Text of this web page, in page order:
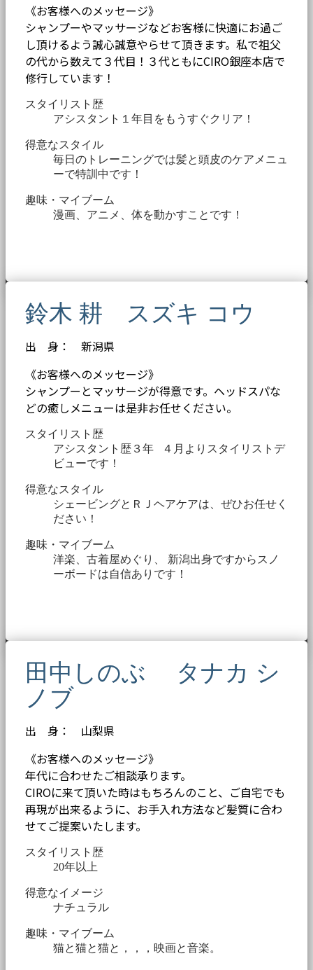
《お客様へのメッセージ》
シャンプーやマッサージなどお客様に快適にお過ご
し頂けるよう誠心誠意やらせて頂きます。私で祖父
の代から数えて３代目！３代ともにCIRO銀座本店で
修行しています！
スタイリスト歴
アシスタント１年目をもうすぐクリア！
得意なスタイル
毎日のトレーニングでは髪と頭皮のケアメニュ
ーで特訓中です！
趣味・マイブーム
漫画、アニメ、体を動かすことです！
鈴木 耕 スズキ コウ
出 身： 新潟県
《お客様へのメッセージ》
シャンプーとマッサージが得意です。ヘッドスパな
どの癒しメニューは是非お任せください。
スタイリスト歴
アシスタント歴３年 ４月よりスタイリストデ
ビューです！
得意なスタイル
シェービングとＲＪヘアケアは、ぜひお任せく
ださい！
趣味・マイブーム
洋楽、古着屋めぐり、 新潟出身ですからスノ
ーボードは自信ありです！
田中しのぶ タナカ シ
ノブ
出 身： 山梨県
《お客様へのメッセージ》
年代に合わせたご相談承ります。
CIROに来て頂いた時はもちろんのこと、ご自宅でも
再現が出来るように、お手入れ方法など髪質に合わ
せてご提案いたします。
スタイリスト歴
20年以上
得意なイメージ
ナチュラル
趣味・マイブーム
猫と猫と猫と，，，映画と音楽。